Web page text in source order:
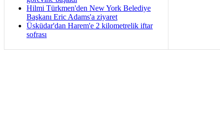
Hilmi Türkmen'den New York Belediye
Başkanı Eric Adams'a ziyaret
Üsküdar'dan Harem'e 2 kilometrelik iftar
sofrası